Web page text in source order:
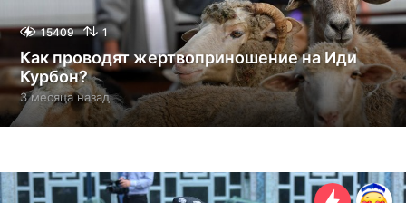
а
з
а
д
15409 1
Как проводят жертвоприношение на Иди
Курбон?
3 месяца назад3
м
е
ц